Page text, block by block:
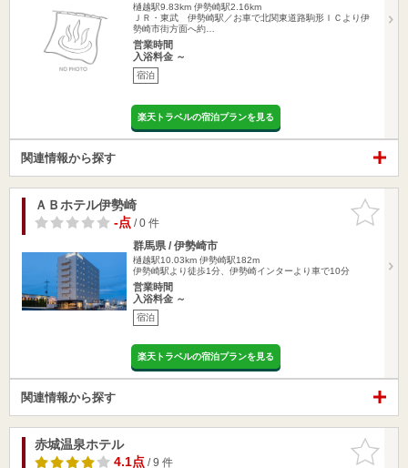
樋越駅9.83km 伊勢崎駅2.16km
ＪＲ・東武 伊勢崎駅／お車で北関東道路駒形ＩＣより伊
勢崎市街方面へ約…
営業時間
入浴料金 ～
宿泊
楽天トラベルの宿泊プランを見る
関連情報から探す
お気に入
りに追加
ＡＢホテル伊勢崎
-点/ 0 件
群馬県 / 伊勢崎市
樋越駅10.03km 伊勢崎駅182m
伊勢崎駅より徒歩1分、伊勢崎インターより車で10分
営業時間
入浴料金 ～
宿泊
楽天トラベルの宿泊プランを見る
関連情報から探す
お気に入
りに追加
赤城温泉ホテル
4.1点/ 9 件